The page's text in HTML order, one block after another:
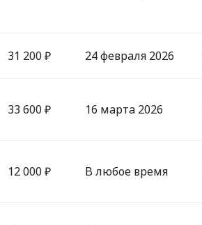
31 200 ₽ 24 февраля 2026
33 600 ₽ 16 марта 2026
12 000 ₽ В любое время